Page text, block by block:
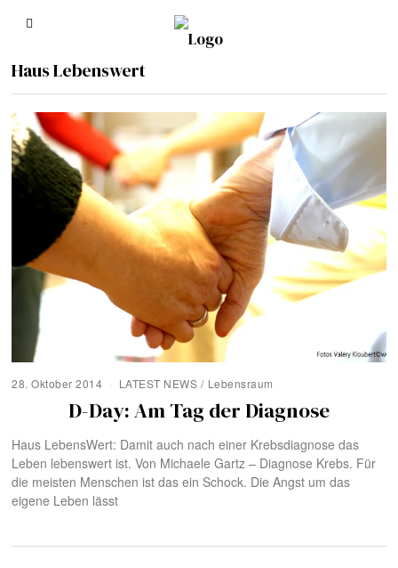
Haus Lebenswert
28. Oktober 2014 LATEST NEWS / Lebensraum
D-Day: Am Tag der Diagnose
Haus LebensWert: Damit auch nach einer Krebsdiagnose das
Leben lebenswert ist. Von Michaele Gartz – Diagnose Krebs. Für
die meisten Menschen ist das ein Schock. Die Angst um das
eigene Leben lässt